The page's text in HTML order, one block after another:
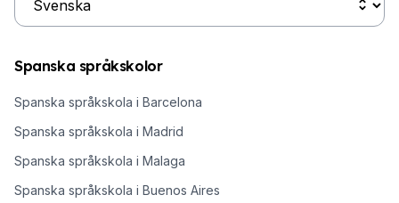
Spanska språkskolor
Spanska språkskola i Barcelona
Spanska språkskola i Madrid
Spanska språkskola i Malaga
Spanska språkskola i Buenos Aires